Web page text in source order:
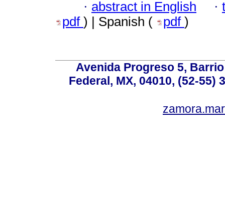
· abstract in English ·
pdf ) | Spanish ( pdf )
Avenida Progreso 5,
Federal, MX, 04010, (52-55)